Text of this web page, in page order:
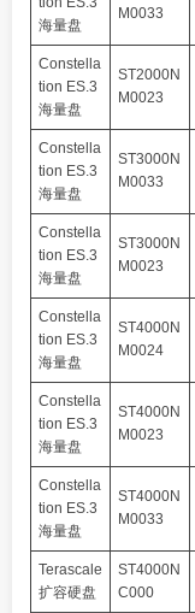
海量盘
M0033
Constella
tion ES.3
海量盘
ST2000N
M0023
Constella
tion ES.3
海量盘
ST3000N
M0033
Constella
tion ES.3
海量盘
ST3000N
M0023
Constella
tion ES.3
海量盘
ST4000N
M0024
Constella
tion ES.3
海量盘
ST4000N
M0023
Constella
tion ES.3
海量盘
ST4000N
M0033
Terascale
扩容硬盘
ST4000N
C000